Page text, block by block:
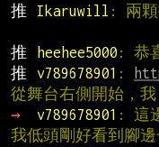
推
Ikaruwill : 兩顆
推
heehee5000 : 恭
推
v789678901 :
從舞台右側開始，我
→
v789678901 : 這
我低頭剛好看到腳邊